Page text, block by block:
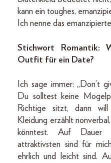
kann ein toughes,
Ich nenne das
Stichwort Romantik:
Outfit für ein Date?
Ich sage immer: „Don’t
Du solltest keine
Richtige sitzt, dann
Kleidung erzählt
könntest. Auf Dauer
attraktivsten sind für
ehrlich und leicht sind.